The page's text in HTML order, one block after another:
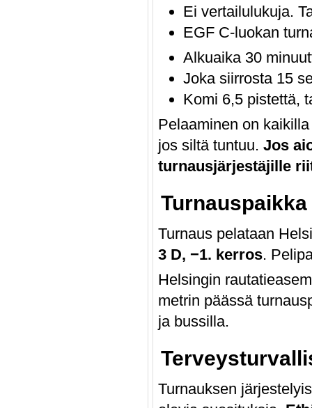
Ei vertailulukuja.
EGF C-luokan
Alkuaika 30
Joka siirrosta 15
Komi 6,5 pistettä,
Pelaaminen on
jos siltä tuntuu. Jos
turnausjärjestäjille
Turnauspaikka
Turnaus pelataan
3 D, −1. kerros.
Helsingin
metrin päässä
ja bussilla.
Turnauksen